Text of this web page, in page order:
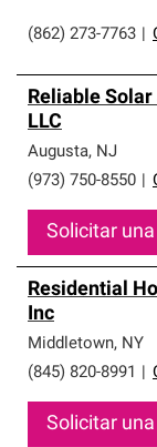
(862) 273-7763
Reliable Solar
LLC
Augusta, NJ
(973) 750-8550
Solicitar
Residential
Inc
Middletown, NY
(845) 820-8991
Solicitar